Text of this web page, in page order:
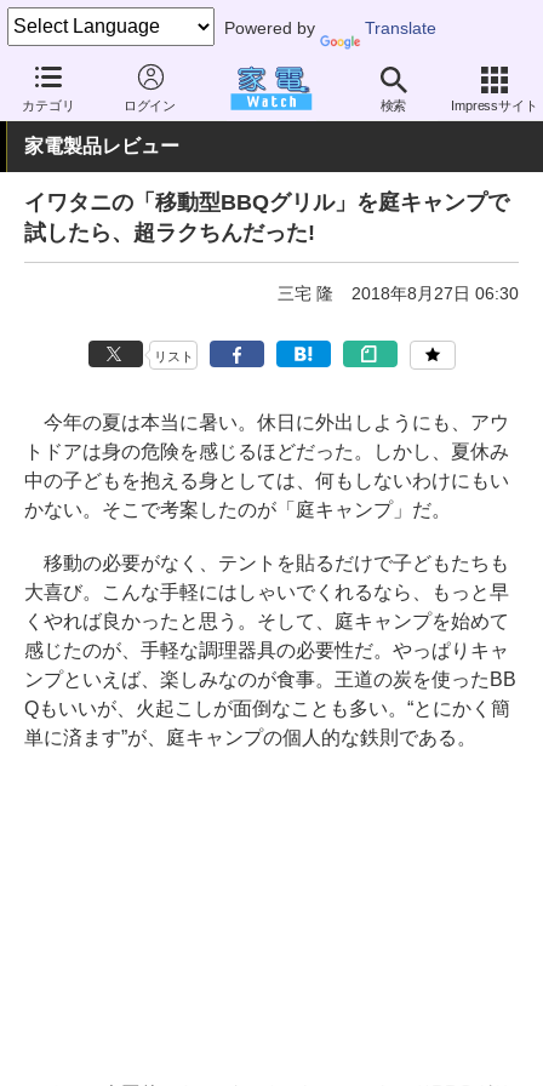
Powered by Translate
カテゴリ ログイン 検索 Impressサイト
家電 Watch その他・家電 アウトドア キャンプ
家電製品レビュー
イワタニの「移動型BBQグリル」を庭キャンプで
試したら、超ラクちんだった!
三宅 隆 2018年8月27日 06:30
リスト
今年の夏は本当に暑い。休日に外出しようにも、アウ
トドアは身の危険を感じるほどだった。しかし、夏休み
中の子どもを抱える身としては、何もしないわけにもい
かない。そこで考案したのが「庭キャンプ」だ。
移動の必要がなく、テントを貼るだけで子どもたちも
大喜び。こんな手軽にはしゃいでくれるなら、もっと早
くやれば良かったと思う。そして、庭キャンプを始めて
感じたのが、手軽な調理器具の必要性だ。やっぱりキャ
ンプといえば、楽しみなのが食事。王道の炭を使ったBB
Qもいいが、火起こしが面倒なことも多い。“とにかく簡
単に済ます”が、庭キャンプの個人的な鉄則である。